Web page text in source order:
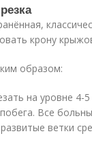
крону
образом:
на уровне 4-
Все
ветки